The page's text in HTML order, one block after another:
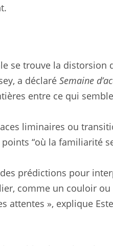
se trouve la distorsion
a déclaré Semaine
entre ce qui
liminaires ou
“où la familiarité
prédictions pour
comme un couloir
attentes », explique